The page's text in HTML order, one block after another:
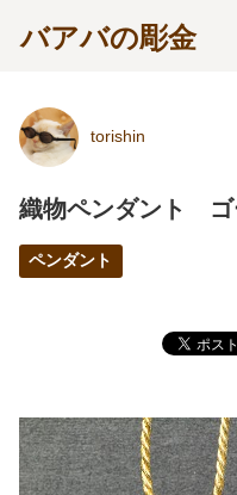
バアバの彫金
torishin
織物ペンダント ゴ
ペンダント